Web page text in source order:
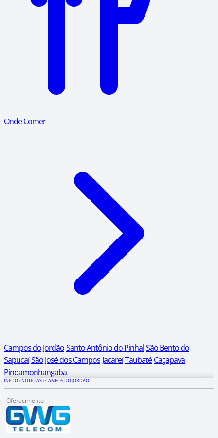
Onde Comer
Campos do JordãoSanto Antônio do PinhalSão Bento do
SapucaíSão José dos Campos JacareíTaubaté Caçapava
Pindamonhangaba
INÍCIO/NOTÍCIAS/CAMPOS DO JORDÃO
Oferecimento